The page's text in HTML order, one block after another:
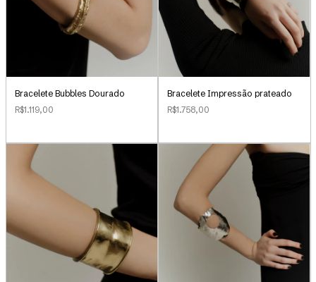
Bracelete Bubbles Dourado
R$1.119,00
Bracelete Impressão prateado
R$1.758,00